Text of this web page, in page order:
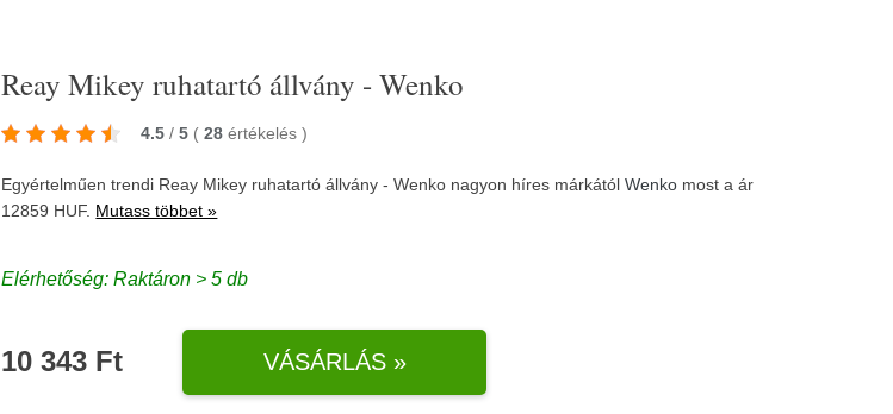
Reay Mikey ruhatartó állvány - Wenko
4.5 / 5 ( 28 értékelés)
Egyértelműen trendi Reay Mikey ruhatartó állvány - Wenko nagyon híres márkátólWenko most a ár
12859 HUF. Mutass többet »
Elérhetőség: Raktáron > 5 db
10 343 Ft VÁSÁRLÁS »